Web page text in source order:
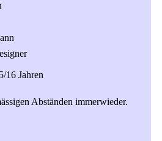
16 Jahren
Abständen immerwieder.